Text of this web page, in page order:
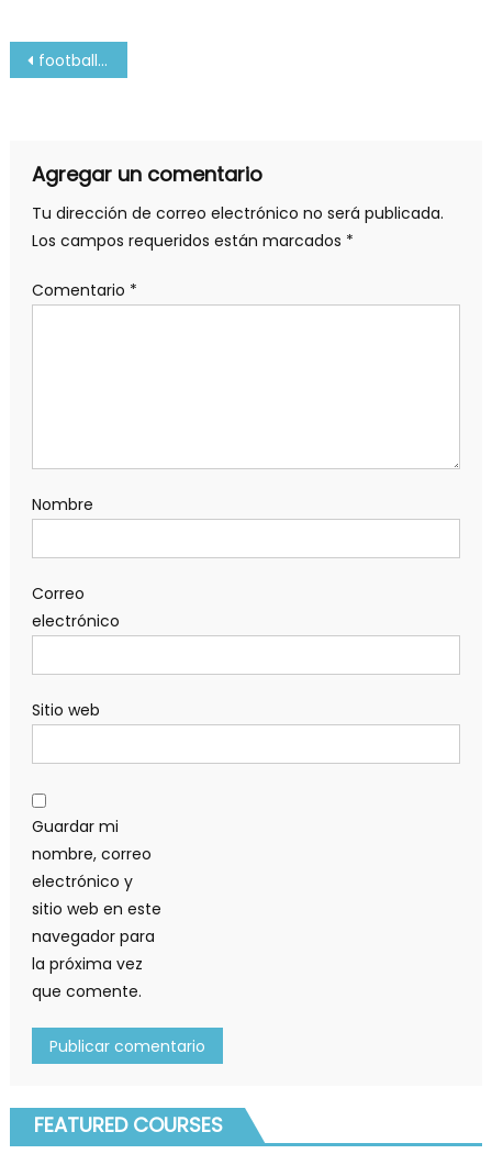
Navegación
football-1
Agregar un comentario
Tu dirección de correo electrónico no será publicada.
Los campos requeridos están marcados *
Comentario *
Nombre
Correo
electrónico
Sitio web
Guardar mi
nombre, correo
electrónico y
sitio web en este
navegador para
la próxima vez
que comente.
FEATURED COURSES